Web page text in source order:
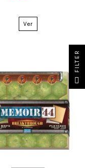
Ver
FILTER